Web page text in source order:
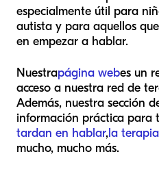
especialmente útil para
autista y para aquellos
en empezar a hablar.
Nuestrapágina webes un
acceso a nuestra red de
Además, nuestra sección
información práctica para
tardan en hablar,la
mucho, mucho más.